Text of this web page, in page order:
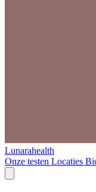
Lunarahealth
Onze testen Locaties